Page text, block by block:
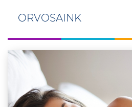
ORVOSAINK